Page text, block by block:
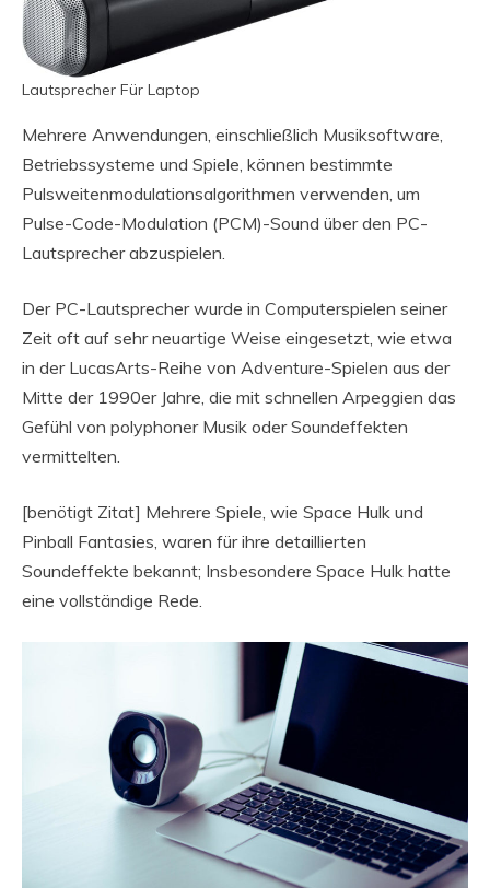
Lautsprecher Für Laptop
Mehrere Anwendungen, einschließlich Musiksoftware,
Betriebssysteme und Spiele, können bestimmte
Pulsweitenmodulationsalgorithmen verwenden, um
Pulse-Code-Modulation (PCM)-Sound über den PC-
Lautsprecher abzuspielen.
Der PC-Lautsprecher wurde in Computerspielen seiner
Zeit oft auf sehr neuartige Weise eingesetzt, wie etwa
in der LucasArts-Reihe von Adventure-Spielen aus der
Mitte der 1990er Jahre, die mit schnellen Arpeggien das
Gefühl von polyphoner Musik oder Soundeffekten
vermittelten.
[benötigt Zitat] Mehrere Spiele, wie Space Hulk und
Pinball Fantasies, waren für ihre detaillierten
Soundeffekte bekannt; Insbesondere Space Hulk hatte
eine vollständige Rede.